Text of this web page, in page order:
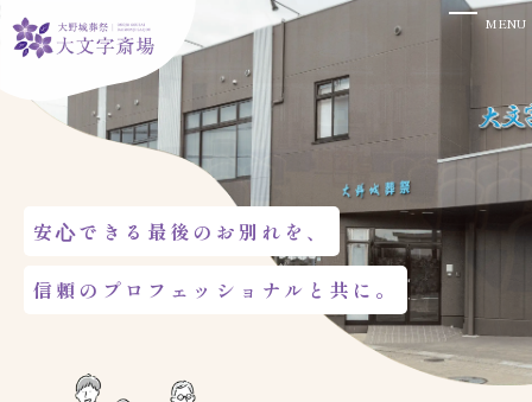
MENU
安⼼できる最後のお別れを、
信頼のプロフェッショナルと共に。